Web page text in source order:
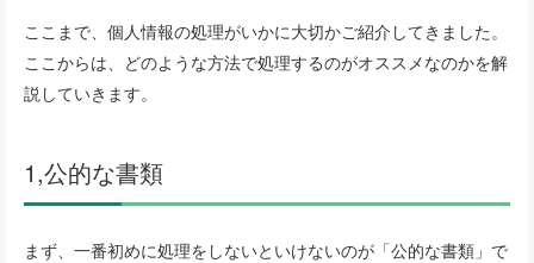
ここまで、個人情報の処理がいかに大切かご紹介してきました。
ここからは、どのような方法で処理するのがオススメなのかを解
説していきます。
1,公的な書類
まず、一番初めに処理をしないといけないのが「公的な書類」で